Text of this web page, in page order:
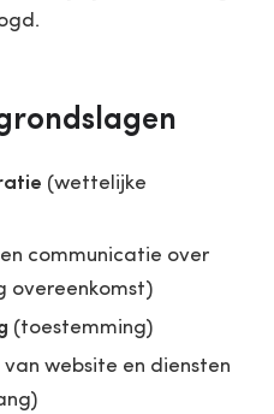
(wettelijke
en communicatie over
overeenkomst)
(toestemming)
van website en diensten